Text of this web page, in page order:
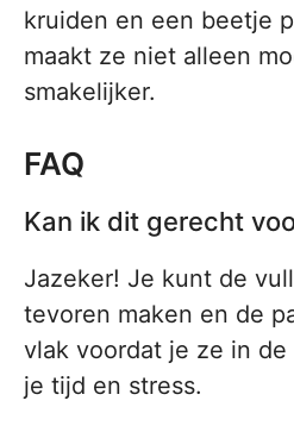
kruiden en een beetje
maakt ze niet alleen
smakelijker.
FAQ
Kan ik dit gerecht
Jazeker! Je kunt de
tevoren maken en de
vlak voordat je ze in
je tijd en stress.